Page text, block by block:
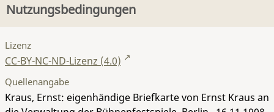
Nutzungsbedingungen
Lizenz
CC-BY-NC-ND-Lizenz (4.0)
Quellenangabe
Kraus, Ernst: eigenhändige Briefkarte von Ernst Kraus an